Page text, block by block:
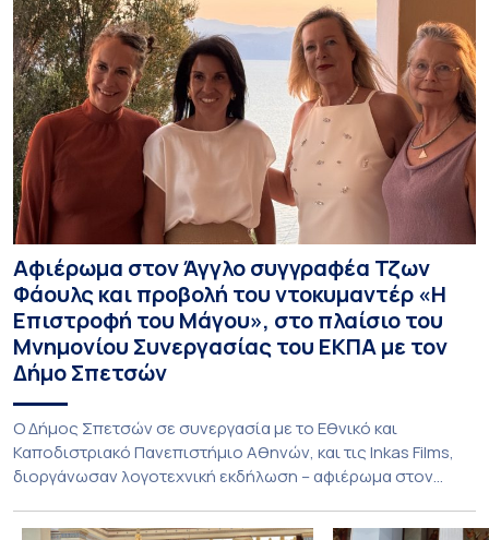
Αφιέρωμα στον Άγγλο συγγραφέα Τζων
Φάουλς και προβολή του ντοκυμαντέρ «Η
Επιστροφή του Μάγου», στο πλαίσιο του
Μνημονίου Συνεργασίας του ΕΚΠΑ με τον
Δήμο Σπετσών
Ο Δήμος Σπετσών σε συνεργασία με το Εθνικό και
Καποδιστριακό Πανεπιστήμιο Αθηνών, και τις Inkas Films,
διοργάνωσαν λογοτεχνική εκδήλωση – αφιέρωμα στον
20ού αιώνα, με την προβολή του ντοκυμαντέρ «Η